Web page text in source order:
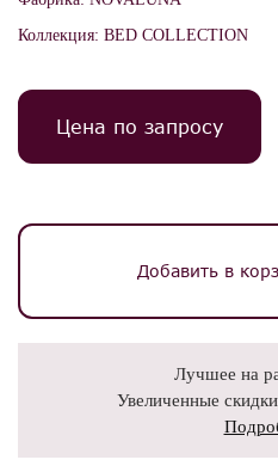
Коллекция: BED COLLECTION
Цена по запросу
Добавить в
Лучшее на
Увеличенные